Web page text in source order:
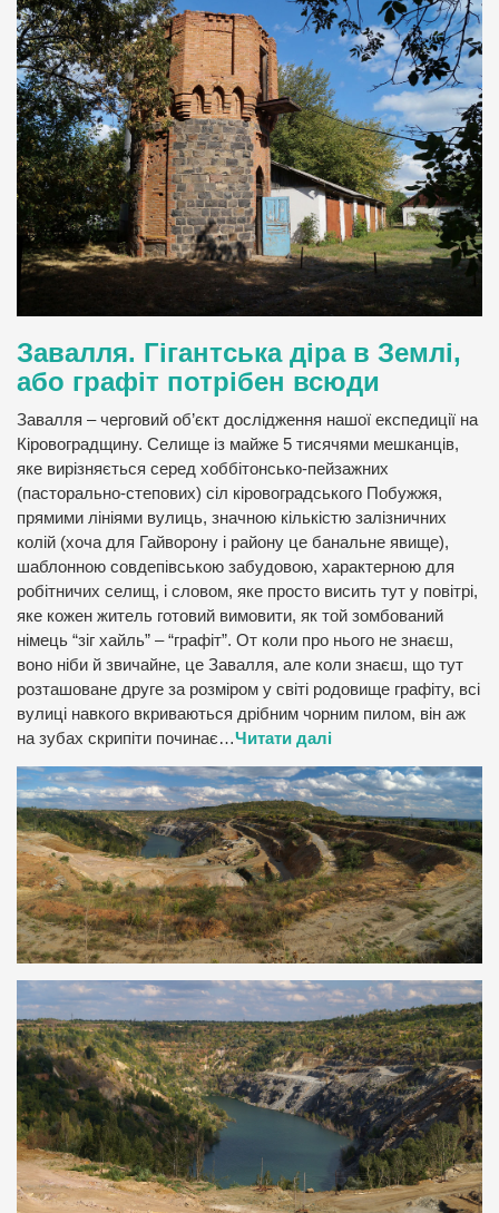
Завалля. Гігантська діра в Землі,
або графіт потрібен всюди
Завалля – черговий об’єкт дослідження нашої експедиції на
Кіровоградщину. Селище із майже 5 тисячями мешканців,
яке вирізняється серед хоббітонсько-пейзажних
(пасторально-степових) сіл кіровоградського Побужжя,
прямими лініями вулиць, значною кількістю залізничних
колій (хоча для Гайворону і району це банальне явище),
шаблонною совдепівською забудовою, характерною для
робітничих селищ, і словом, яке просто висить тут у повітрі,
яке кожен житель готовий вимовити, як той зомбований
німець “зіг хайль” – “графіт”. От коли про нього не знаєш,
воно ніби й звичайне, це Завалля, але коли знаєш, що тут
розташоване друге за розміром у світі родовище графіту, всі
вулиці навкого вкриваються дрібним чорним пилом, він аж
на зубах скрипіти починає…Читати далі